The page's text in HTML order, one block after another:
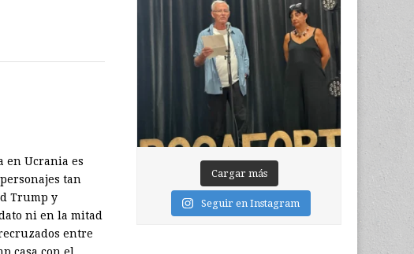
en Ucrania es
tan
Trump y
ni en la mitad
entre
Cargar más
Seguir en Instagram